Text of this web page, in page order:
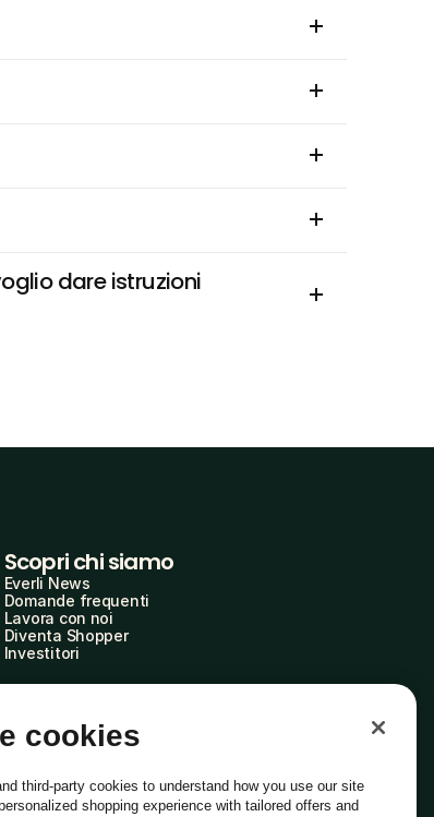
dare istruzioni
Scopri chi siamo
Everli News
Domande frequenti
Lavora con noi
Diventa Shopper
Investitori
cookies
third-party cookies to understand how you use our site
shopping experience with tailored offers and